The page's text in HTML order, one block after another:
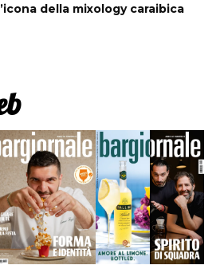
della mixology caraibica